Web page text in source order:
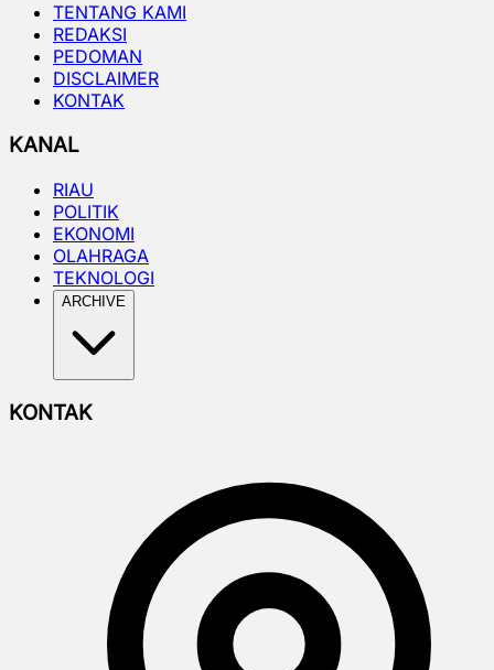
TENTANG KAMI
REDAKSI
PEDOMAN
DISCLAIMER
KONTAK
KANAL
RIAU
POLITIK
EKONOMI
OLAHRAGA
TEKNOLOGI
ARCHIVE
KONTAK